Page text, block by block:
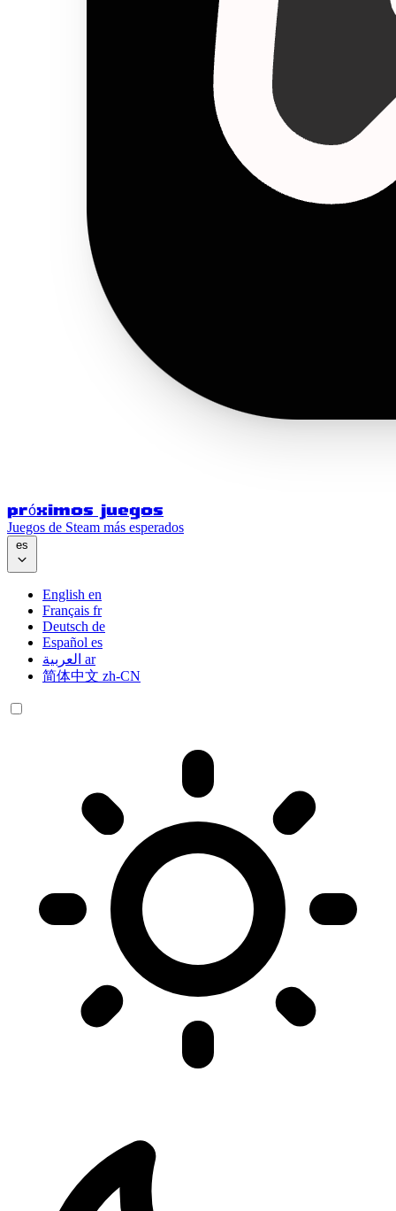
próximos juegos
Juegos de Steam más esperados
es
English en
Français fr
Deutsch de
Español es
العربية ar
简体中文 zh-CN